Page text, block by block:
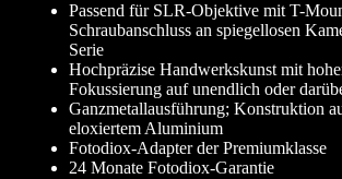
Passend für SLR-Objektive mit T-
Schraubanschluss an spiegellosen
Serie
Hochpräzise Handwerkskunst mit
Fokussierung auf unendlich oder
Ganzmetallausführung; Konstruktion
eloxiertem Aluminium
Fotodiox-Adapter der Premiumklasse
24 Monate Fotodiox-Garantie